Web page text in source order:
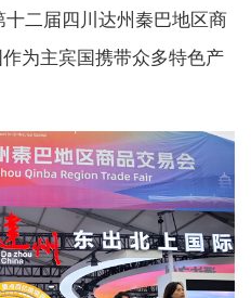
二届四川达州秦巴地区商
为主宾国携带众多特色产